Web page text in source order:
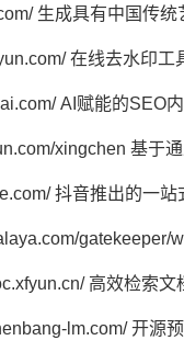
生成具有中国传统
在线去水印
AI赋能的SEO
xingchen 基于
抖音推出的一
gatekeeper/
高效检索文
lm.com/ 开源预